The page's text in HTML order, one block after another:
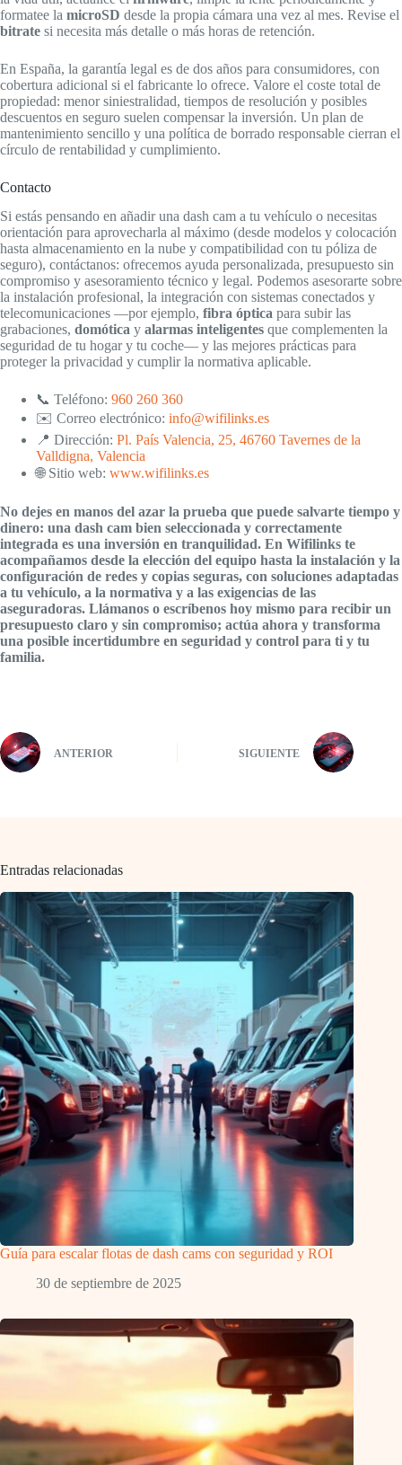
formatee la microSD desde la propia cámara una vez al mes. Revise el
bitrate si necesita más detalle o más horas de retención.
En España, la garantía legal es de dos años para consumidores, con
cobertura adicional si el fabricante lo ofrece. Valore el coste total de
propiedad: menor siniestralidad, tiempos de resolución y posibles
descuentos en seguro suelen compensar la inversión. Un plan de
mantenimiento sencillo y una política de borrado responsable cierran el
círculo de rentabilidad y cumplimiento.
Contacto
Si estás pensando en añadir una dash cam a tu vehículo o necesitas
orientación para aprovecharla al máximo (desde modelos y colocación
hasta almacenamiento en la nube y compatibilidad con tu póliza de
seguro), contáctanos: ofrecemos ayuda personalizada, presupuesto sin
compromiso y asesoramiento técnico y legal. Podemos asesorarte sobre
la instalación profesional, la integración con sistemas conectados y
telecomunicaciones —por ejemplo, fibra óptica para subir las
grabaciones, domótica y alarmas inteligentes que complementen la
seguridad de tu hogar y tu coche— y las mejores prácticas para
proteger la privacidad y cumplir la normativa aplicable.
📞 Teléfono: 960 260 360
✉️ Correo electrónico: info@wifilinks.es
📍 Dirección: Pl. País Valencia, 25, 46760 Tavernes de la
Valldigna, Valencia
🌐 Sitio web: www.wifilinks.es
No dejes en manos del azar la prueba que puede salvarte tiempo y
dinero: una dash cam bien seleccionada y correctamente
integrada es una inversión en tranquilidad. En Wifilinks te
acompañamos desde la elección del equipo hasta la instalación y la
configuración de redes y copias seguras, con soluciones adaptadas
a tu vehículo, a la normativa y a las exigencias de las
aseguradoras. Llámanos o escríbenos hoy mismo para recibir un
presupuesto claro y sin compromiso; actúa ahora y transforma
una posible incertidumbre en seguridad y control para ti y tu
familia.
ANTERIOR SIGUIENTE
Entradas relacionadas
Guía para escalar flotas de dash cams con seguridad y ROI
30 de septiembre de 2025